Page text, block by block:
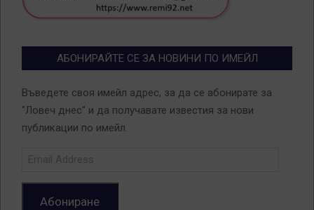
АБОНИРАЙТЕ СЕ ЗА НОВИНИ ПО ИМЕЙЛ
Въведете своя имейл адрес, за да се абонирате за
"Ловеч днес" и да получавате известия за нови
публикации по имейл.
Абониране